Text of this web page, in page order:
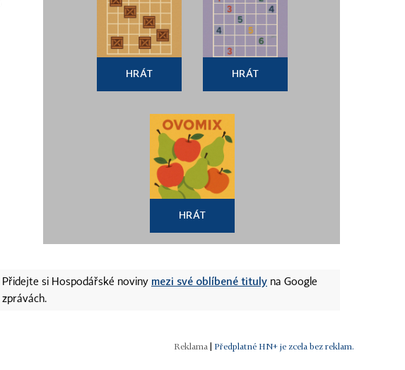
HRÁT HRÁT
HRÁT
Přidejte si Hospodářské noviny mezi své oblíbené tituly na Google
zprávách.
| Předplatné HN+ je zcela bez reklam.